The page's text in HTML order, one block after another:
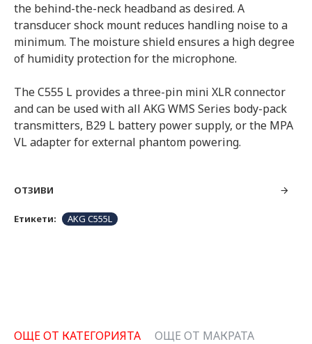
the behind-the-neck headband as desired. A
transducer shock mount reduces handling noise to a
minimum. The moisture shield ensures a high degree
of humidity protection for the microphone.
The C555 L provides a three-pin mini XLR connector
and can be used with all AKG WMS Series body-pack
transmitters, B29 L battery power supply, or the MPA
VL adapter for external phantom powering.
ОТЗИВИ
Етикети: AKG C555L
ОЩЕ ОТ КАТЕГОРИЯТА ОЩЕ ОТ МАКРАТА